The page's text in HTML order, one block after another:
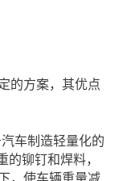
的方案，其优点
车制造轻量化的
的铆钉和焊料，